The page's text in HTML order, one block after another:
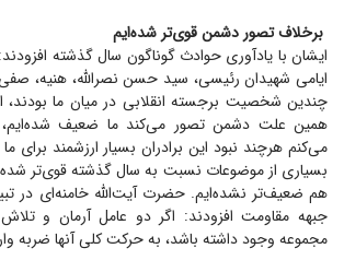
برخلاف تصور دشمن قوی‌تر شده‌ایم
ایشان با یادآوری حوادث گوناگون سال گذشته
ایامی شهیدان رئیسی، سید حسن نصرالله، هنیه،
چندین شخصیت برجسته انقلابی در میان ما بودند،
همین علت دشمن تصور می‌کند ما ضعیف شده‌ایم،
می‌کنم هرچند نبود این برادران بسیار ارزشمند
بسیاری از موضوعات نسبت به سال گذشته قوی‌تر
هم ضعیف‌تر نشده‌ایم. حضرت آیت‌الله خامنه‌ای در
جبهه مقاومت افزودند: اگر دو عامل آرمان و
مجموعه وجود داشته باشد، به حرکت کلی آنها ضربه